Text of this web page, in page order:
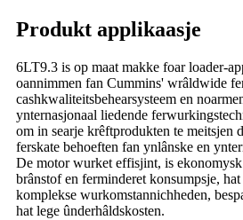
Produkt applikaasje
6LT9.3 is op maat makke foar loader-
oannimmen fan Cummins' wrâldwide
cashkwaliteitsbehearsysteem en
ynternasjonaal liedende
om in searje krêftprodukten te meitsjen
ferskate behoeften fan ynlânske en
De motor wurket effisjint, is ekonomysk
brânstof en ferminderet konsumpsje,
komplekse wurkomstannichheden,
hat lege ûnderhâldskosten.